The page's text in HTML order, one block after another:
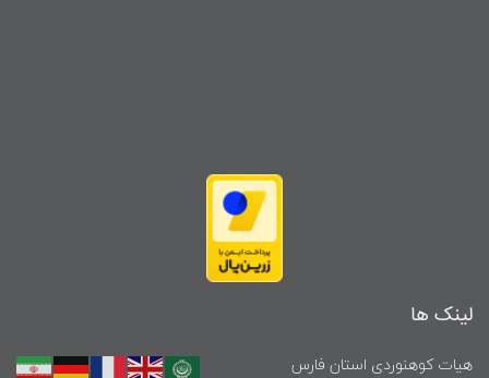
لینک ها
هیات کوهنوردی استان فارس